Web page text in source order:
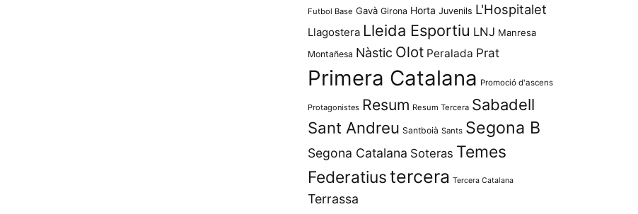
Futbol Base Gavà Girona Horta Juvenils L'Hospitalet
Llagostera Lleida Esportiu LNJ Manresa
Montañesa Nàstic Olot Peralada Prat
Primera Catalana Promoció d'ascens
Protagonistes Resum Resum Tercera Sabadell
Sant Andreu Santboià Sants Segona B
Segona Catalana Soteras Temes
Federatiustercera Tercera Catalana
Terrassa